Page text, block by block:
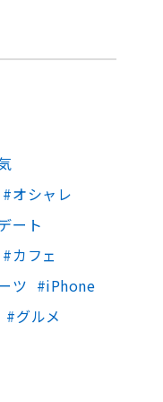
オシャレ
ート
カフェ
ツ
iPhone
グルメ